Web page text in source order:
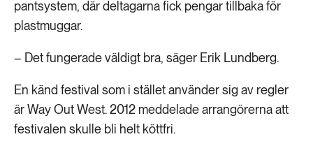
pantsystem, där deltagarna fick pengar tillbaka för
plastmuggar.
– Det fungerade väldigt bra, säger Erik Lundberg.
En känd festival som i stället använder sig av regler
är Way Out West. 2012 meddelade arrangörerna att
festivalen skulle bli helt köttfri.